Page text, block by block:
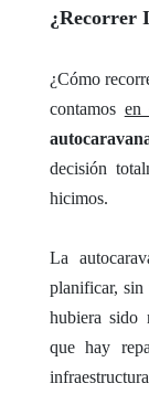
¿Recorrer
¿Cómo
contamos en
decisión
hicimos.
La
planificar, sin
hubiera sido
que hay